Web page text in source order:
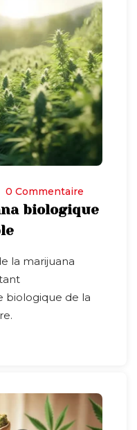
0 Commentaire
biologique
la marijuana
biologique de la